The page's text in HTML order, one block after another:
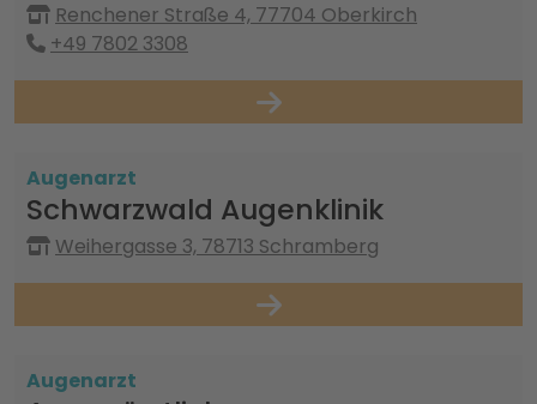
Renchener Straße 4, 77704 Oberkirch
+49 7802 3308
Augenarzt
Schwarzwald Augenklinik
Weihergasse 3, 78713 Schramberg
Augenarzt